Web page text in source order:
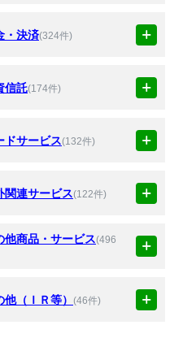
・決済(324件)
信託(174件)
ドサービス(132件)
関連サービス(122件)
他商品・サービス(496
他（ＩＲ等） (46件)